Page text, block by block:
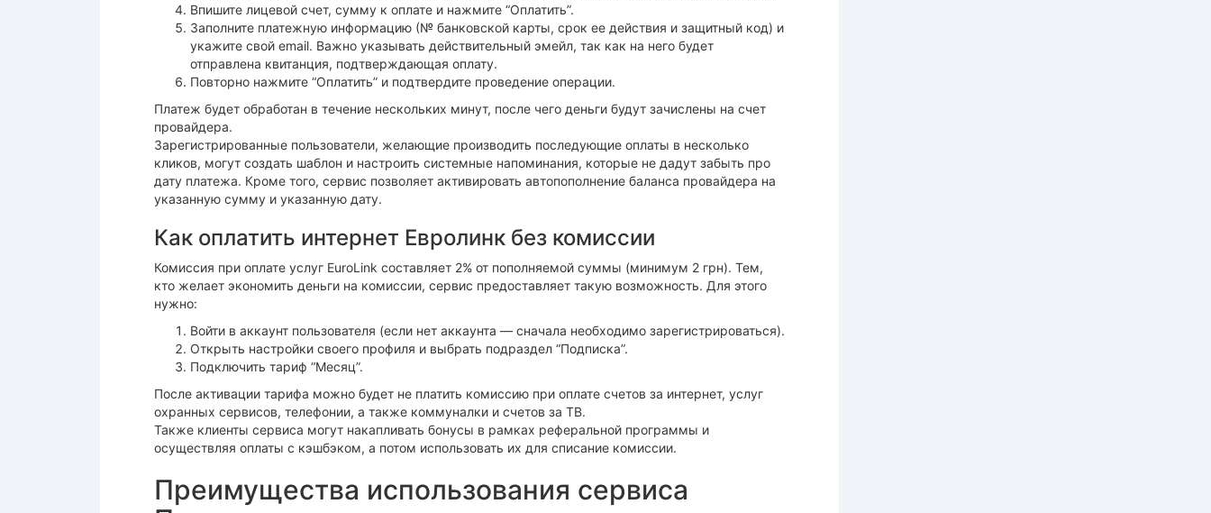
Впишите лицевой счет, сумму к оплате и нажмите “Оплатить”.
Заполните платежную информацию (№ банковской карты, срок ее действия и защитный код) и
укажите свой email. Важно указывать действительный эмейл, так как на него будет
отправлена квитанция, подтверждающая оплату.
Повторно нажмите “Оплатить” и подтвердите проведение операции.
Платеж будет обработан в течение нескольких минут, после чего деньги будут зачислены на счет
провайдера.
Зарегистрированные пользователи, желающие производить последующие оплаты в несколько
кликов, могут создать шаблон и настроить системные напоминания, которые не дадут забыть про
дату платежа. Кроме того, сервис позволяет активировать автопополнение баланса провайдера на
указанную сумму и указанную дату.
Как оплатить интернет Евролинк без комиссии
Комиссия при оплате услуг EuroLink составляет 2% от пополняемой суммы (минимум 2 грн). Тем,
кто желает экономить деньги на комиссии, сервис предоставляет такую возможность. Для этого
нужно:
Войти в аккаунт пользователя (если нет аккаунта — сначала необходимо зарегистрироваться).
Открыть настройки своего профиля и выбрать подраздел “Подписка”.
Подключить тариф “Месяц”.
После активации тарифа можно будет не платить комиссию при оплате счетов за интернет, услуг
охранных сервисов, телефонии, а также коммуналки и счетов за ТВ.
Также клиенты сервиса могут накапливать бонусы в рамках реферальной программы и
осуществляя оплаты с кэшбэком, а потом использовать их для списание комиссии.
Преимущества использования сервиса